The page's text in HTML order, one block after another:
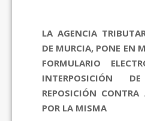
LA AGENCIA
DE MURCIA, PONE EN
FORMULARIO
INTERPOSICIÓN
REPOSICIÓN
POR LA MISMA